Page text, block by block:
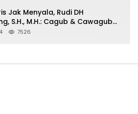
untuk Produktivitas di Mana
Jak Menyala, Rudi DH
S.H., M.H.: Cagub & Cawagub
Pramono Anung dan Rano
7526